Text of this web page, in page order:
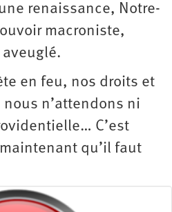
renaissance, Notre-
macroniste,
en feu, nos droits et
n’attendons ni
C’est
qu’il faut